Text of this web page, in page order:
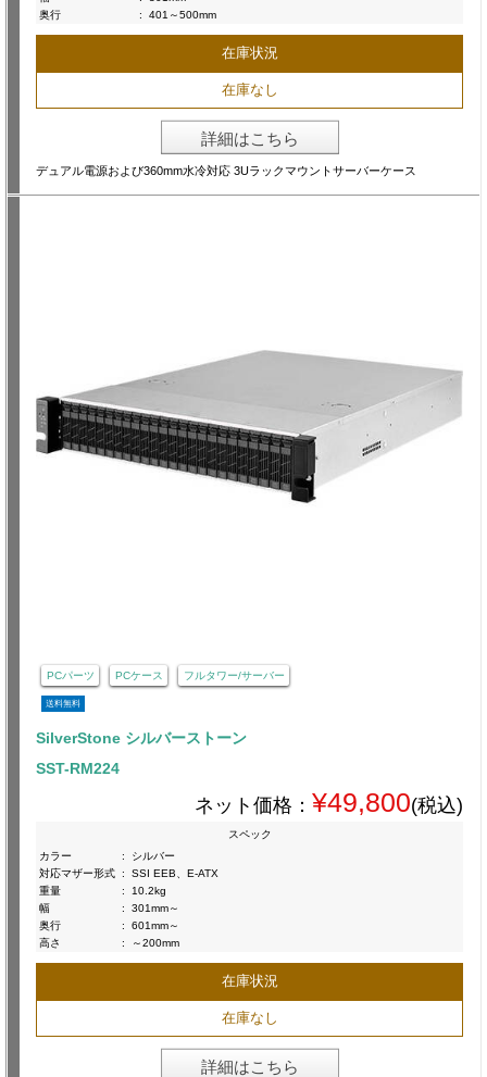
奥行
: 401～500mm
在庫状況
在庫なし
詳細はこちら
デュアル電源および360mm水冷対応 3Uラックマウントサーバーケース
PCパーツ PCケース フルタワー/サーバー
送料無料
SilverStone シルバーストーン
SST-RM224
ネット価格： ¥49,800(税込)
スペック
カラー
:
シルバー
対応マザー形式 :
SSI EEB、E-ATX
重量
:
10.2kg
幅
:
301mm～
奥行
:
601mm～
高さ
: ～200mm
在庫状況
在庫なし
詳細はこちら